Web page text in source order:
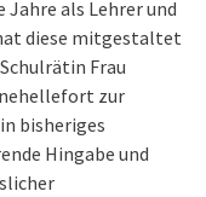
Jahre als Lehrer und
diese mitgestaltet
Frau
zur
bisheriges
Hingabe und